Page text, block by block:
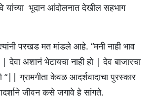
यांच्या भूदान आंदोलनात देखील सहभाग
परखड मत मांडले आहे. “मनी नाही भाव
देवा अशानं भेटायचा नाही हो | देव बाजारचा
“|| ग्रामगीता केवळ आदर्शवादाचा पुरस्कार
जीवन कसे जगावे हे सांगते.